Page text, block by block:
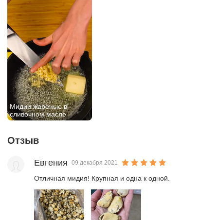
Мидии жареные в
сливочном масле
Отзыв
Евгения 09 декабря 2021
Отличная мидия! Крупная и одна к одной.